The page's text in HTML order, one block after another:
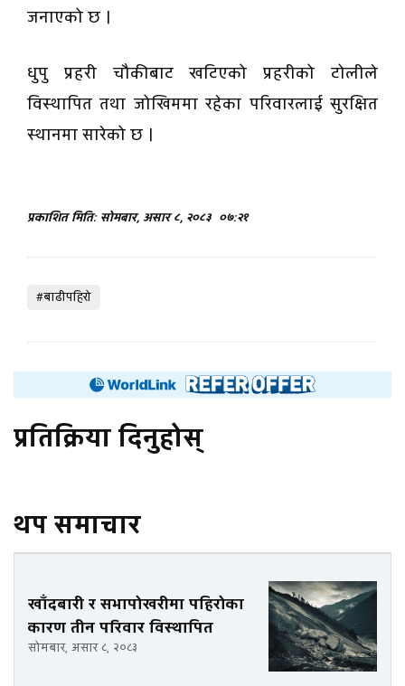
जनाएको छ ।
धुपु प्रहरी चौकीबाट खटिएको प्रहरीको टोलीले
विस्थापित तथा जोखिममा रहेका परिवारलाई सुरक्षित
स्थानमा सारेको छ ।
प्रकाशित मिति: सोमबार, असार ८, २०८३ ०७:२१
#बाढीपहिरो
प्रतिक्रिया दिनुहोस्
थप समाचार
खाँदबारी र सभापोखरीमा पहिरोका
कारण तीन परिवार विस्थापित
सोमबार, असार ८, २०८३